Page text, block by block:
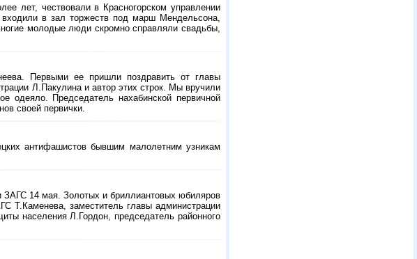
лет, чествовали в Красногорском управлении
в зал торжеств под марш Мендельсона,
молодые люди скромно справляли свадьбы,
Первыми ее пришли поздравить от главы
Л.Пакулина и автор этих строк. Мы вручили
одеяло. Председатель нахабинской первичной
своей первички.
антифашистов бывшим малолетним узникам
ЗАГС 14 мая. Золотых и бриллиантовых юбиляров
Т.Каменева, заместитель главы администрации
населения Л.Гордон, председатель районного